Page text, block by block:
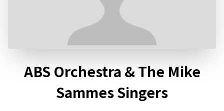
ABS Orchestra & The Mike
Sammes Singers